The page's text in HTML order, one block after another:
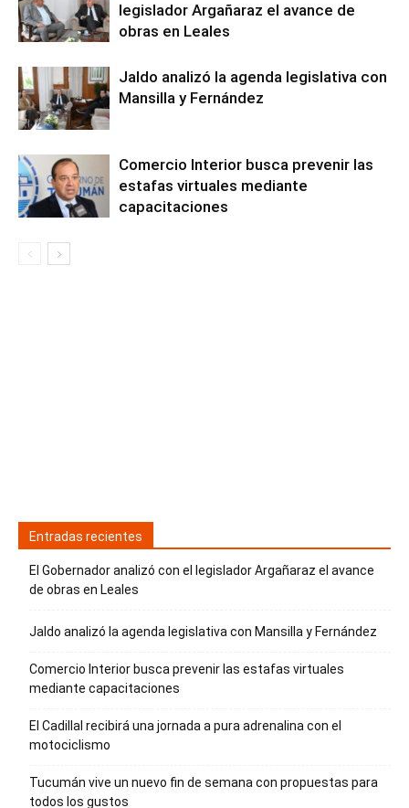
legislador Argañaraz el avance de
obras en Leales
Jaldo analizó la agenda legislativa con
Mansilla y Fernández
Comercio Interior busca prevenir las
estafas virtuales mediante
capacitaciones
Entradas recientes
El Gobernador analizó con el legislador Argañaraz el avance
de obras en Leales
Jaldo analizó la agenda legislativa con Mansilla y Fernández
Comercio Interior busca prevenir las estafas virtuales
mediante capacitaciones
El Cadillal recibirá una jornada a pura adrenalina con el
motociclismo
Tucumán vive un nuevo fin de semana con propuestas para
todos los gustos